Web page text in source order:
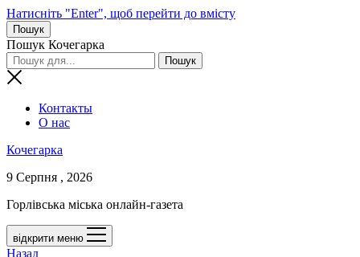
Натисніть "Enter", щоб перейти до вмісту
Пошук
Пошук Кочегарка
Контакты
О нас
Кочегарка
9 Серпня , 2026
Горлівська міська онлайн-газета
відкрити меню
Назад